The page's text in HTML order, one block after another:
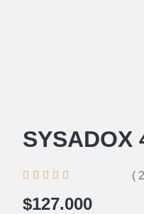
SYSADOX
     (
$127.000